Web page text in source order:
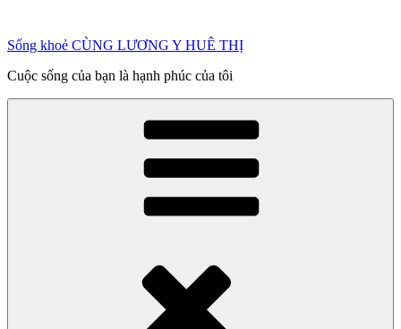
phần
dung
Sống khoẻ CÙNG LƯƠNG Y HUÊ THỊ
Cuộc sống của bạn là hạnh phúc của tôi